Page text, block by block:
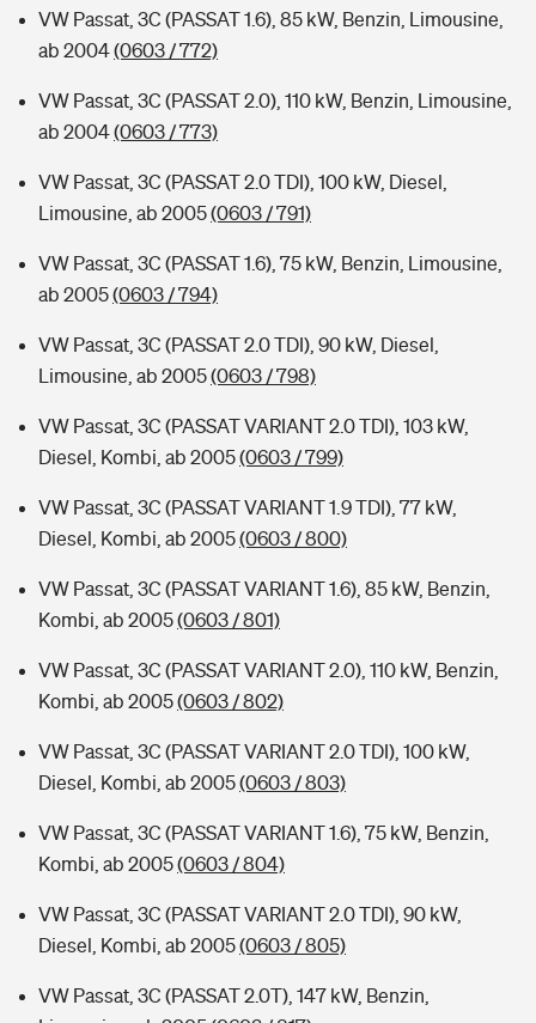
VW Passat, 3C (PASSAT 1.6), 85 kW, Benzin, Limousine,
ab 2004(0603 / 772)
VW Passat, 3C (PASSAT 2.0), 110 kW, Benzin, Limousine,
ab 2004(0603 / 773)
VW Passat, 3C (PASSAT 2.0 TDI), 100 kW, Diesel,
Limousine, ab 2005(0603 / 791)
VW Passat, 3C (PASSAT 1.6), 75 kW, Benzin, Limousine,
ab 2005(0603 / 794)
VW Passat, 3C (PASSAT 2.0 TDI), 90 kW, Diesel,
Limousine, ab 2005(0603 / 798)
VW Passat, 3C (PASSAT VARIANT 2.0 TDI), 103 kW,
Diesel, Kombi, ab 2005(0603 / 799)
VW Passat, 3C (PASSAT VARIANT 1.9 TDI), 77 kW,
Diesel, Kombi, ab 2005(0603 / 800)
VW Passat, 3C (PASSAT VARIANT 1.6), 85 kW, Benzin,
Kombi, ab 2005(0603 / 801)
VW Passat, 3C (PASSAT VARIANT 2.0), 110 kW, Benzin,
Kombi, ab 2005(0603 / 802)
VW Passat, 3C (PASSAT VARIANT 2.0 TDI), 100 kW,
Diesel, Kombi, ab 2005(0603 / 803)
VW Passat, 3C (PASSAT VARIANT 1.6), 75 kW, Benzin,
Kombi, ab 2005(0603 / 804)
VW Passat, 3C (PASSAT VARIANT 2.0 TDI), 90 kW,
Diesel, Kombi, ab 2005(0603 / 805)
VW Passat, 3C (PASSAT 2.0T), 147 kW, Benzin,